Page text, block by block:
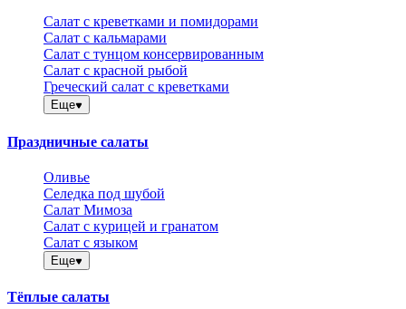
Салат с креветками и помидорами
Салат с кальмарами
Салат с тунцом консервированным
Салат с красной рыбой
Греческий салат с креветками
Еще
Праздничные салаты
Оливье
Селедка под шубой
Салат Мимоза
Салат с курицей и гранатом
Салат с языком
Еще
Тёплые салаты